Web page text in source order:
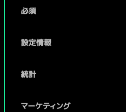
詳細は、下記の「設定」メニュー
必須
設定情報
統計
マーケティング